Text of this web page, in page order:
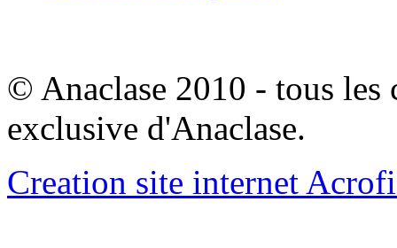
© Anaclase 2010 - tous les
exclusive d'Anaclase.
Creation site internet